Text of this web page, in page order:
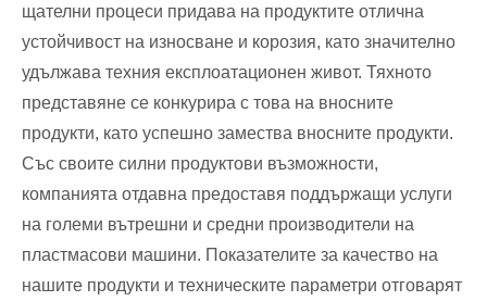
щателни процеси придава на продуктите отлична
устойчивост на износване и корозия, като значително
удължава техния експлоатационен живот. Тяхното
представяне се конкурира с това на вносните
продукти, като успешно замества вносните продукти.
Със своите силни продуктови възможности,
компанията отдавна предоставя поддържащи услуги
на големи вътрешни и средни производители на
пластмасови машини. Показателите за качество на
нашите продукти и техническите параметри отговарят